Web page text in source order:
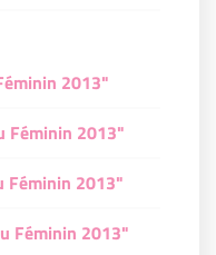
2013"
Féminin 2013"
Féminin 2013"
Féminin 2013"